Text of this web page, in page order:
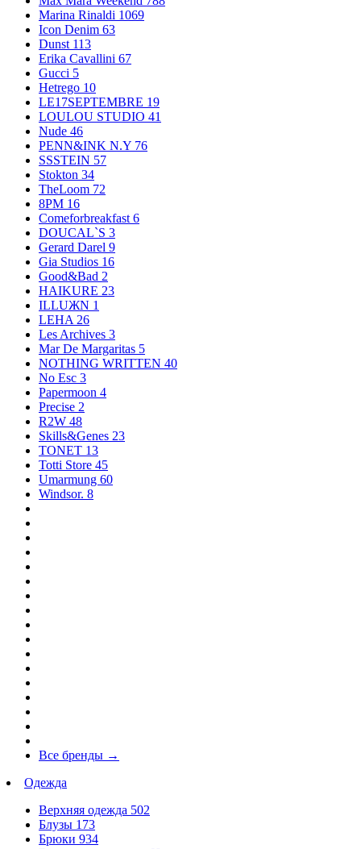
Marina Rinaldi 1069
Icon Denim 63
Dunst 113
Erika Cavallini 67
Gucci 5
Hetrego 10
LE17SEPTEMBRE 19
LOULOU STUDIO 41
Nude 46
PENN&INK N.Y 76
SSSTEIN 57
Stokton 34
TheLoom 72
8PM 16
Comeforbreakfast 6
DOUCAL`S 3
Gerard Darel 9
Gia Studios 16
Good&Bad 2
HAIKURE 23
ILLUЖN 1
LEHA 26
Les Archives 3
Mar De Margaritas 5
NOTHING WRITTEN 40
No Esc 3
Papermoon 4
Precise 2
R2W 48
Skills&Genes 23
TONET 13
Totti Store 45
Umarmung 60
Windsor. 8
Все бренды →
Одежда
Верхняя одежда 502
Блузы 173
Брюки 934